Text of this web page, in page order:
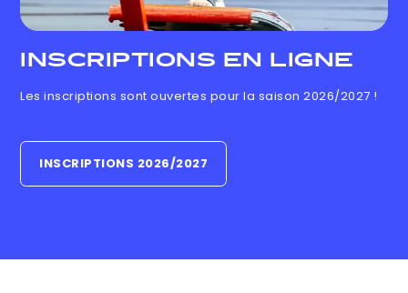
INSCRIPTIONS EN LIGNE
Les inscriptions sont ouvertes pour la saison 2026/2027 !
INSCRIPTIONS 2026/2027